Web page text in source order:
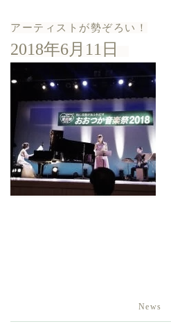
アーティストが勢ぞろい！
2018年6月11日
News